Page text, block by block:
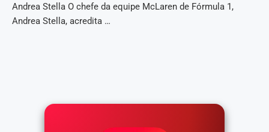
Andrea Stella O chefe da equipe McLaren de Fórmula 1,
Andrea Stella, acredita …